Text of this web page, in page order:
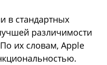
в стандартных
различимости
их словам, Apple